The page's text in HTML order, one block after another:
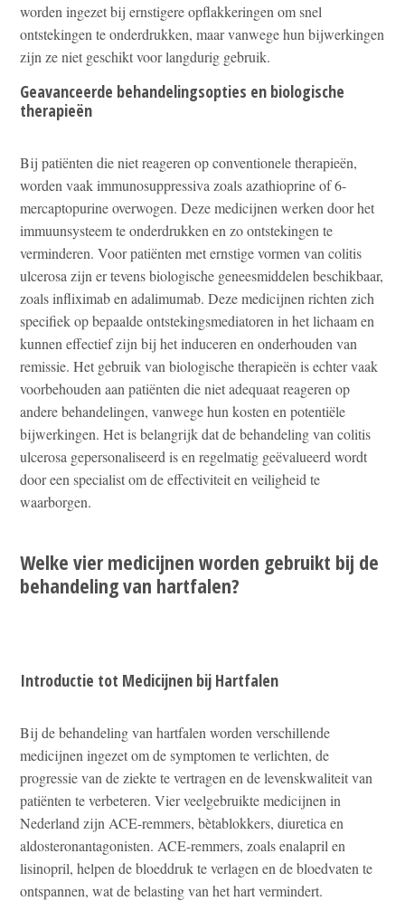
worden ingezet bij ernstigere opflakkeringen om snel
ontstekingen te onderdrukken, maar vanwege hun bijwerkingen
zijn ze niet geschikt voor langdurig gebruik.
Geavanceerde behandelingsopties en biologische
therapieën
Bij patiënten die niet reageren op conventionele therapieën,
worden vaak immunosuppressiva zoals azathioprine of 6-
mercaptopurine overwogen. Deze medicijnen werken door het
immuunsysteem te onderdrukken en zo ontstekingen te
verminderen. Voor patiënten met ernstige vormen van colitis
ulcerosa zijn er tevens biologische geneesmiddelen beschikbaar,
zoals infliximab en adalimumab. Deze medicijnen richten zich
specifiek op bepaalde ontstekingsmediatoren in het lichaam en
kunnen effectief zijn bij het induceren en onderhouden van
remissie. Het gebruik van biologische therapieën is echter vaak
voorbehouden aan patiënten die niet adequaat reageren op
andere behandelingen, vanwege hun kosten en potentiële
bijwerkingen. Het is belangrijk dat de behandeling van colitis
ulcerosa gepersonaliseerd is en regelmatig geëvalueerd wordt
door een specialist om de effectiviteit en veiligheid te
waarborgen.
Welke vier medicijnen worden gebruikt bij de
behandeling van hartfalen?
Introductie tot Medicijnen bij Hartfalen
Bij de behandeling van hartfalen worden verschillende
medicijnen ingezet om de symptomen te verlichten, de
progressie van de ziekte te vertragen en de levenskwaliteit van
patiënten te verbeteren. Vier veelgebruikte medicijnen in
Nederland zijn ACE-remmers, bètablokkers, diuretica en
aldosteronantagonisten. ACE-remmers, zoals enalapril en
lisinopril, helpen de bloeddruk te verlagen en de bloedvaten te
ontspannen, wat de belasting van het hart vermindert.